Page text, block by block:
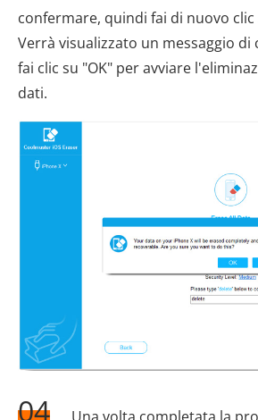
confermare, quindi fai di nuovo clic
Verrà visualizzato un messaggio di
fai clic su "OK" per avviare
dati.
04